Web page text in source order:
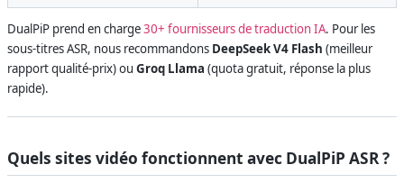
DualPiP prend en charge30+ fournisseurs de traduction IA. Pour les
sous-titres ASR, nous recommandons DeepSeek V4 Flash (meilleur
rapport qualité-prix) ou Groq Llama (quota gratuit, réponse la plus
rapide).
Quels sites vidéo fonctionnent avec DualPiP ASR ?